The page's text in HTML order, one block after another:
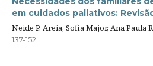
em cuidados paliativos:
Neide P. Areia, Sofia Major, Ana Paula
137-152